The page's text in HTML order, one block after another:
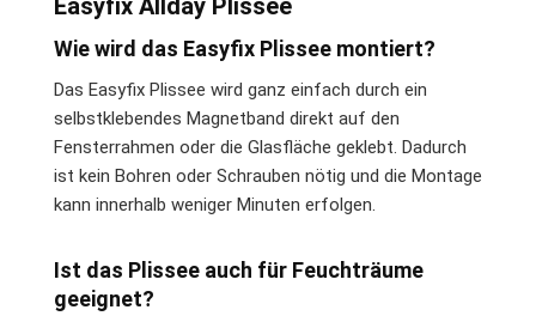
Easyfix Allday Plissee
Wie wird das Easyfix Plissee montiert?
Das Easyfix Plissee wird ganz einfach durch ein
selbstklebendes Magnetband direkt auf den
Fensterrahmen oder die Glasfläche geklebt. Dadurch
ist kein Bohren oder Schrauben nötig und die Montage
kann innerhalb weniger Minuten erfolgen.
Ist das Plissee auch für Feuchträume
geeignet?